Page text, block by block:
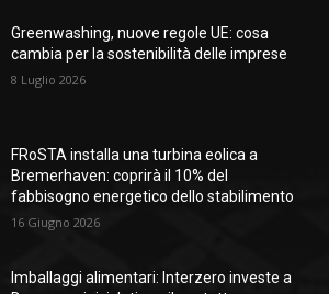
Greenwashing, nuove regole UE: cosa
cambia per la sostenibilità delle imprese
8 Luglio 2026
FRoSTA installa una turbina eolica a
Bremerhaven: coprirà il 10% del
fabbisogno energetico dello stabilimento
16 Giugno 2026
Imballaggi alimentari: Interzero investe a